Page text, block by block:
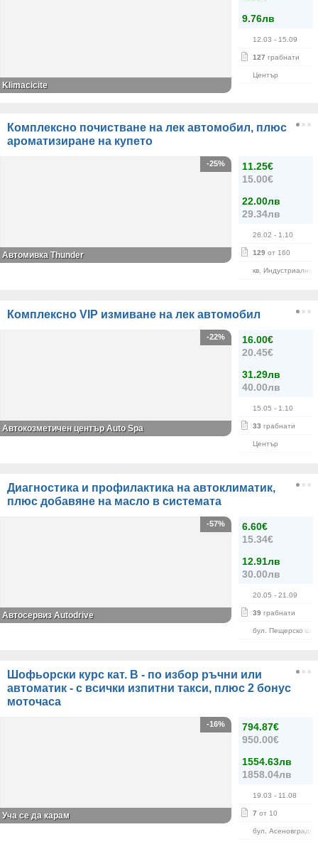
9.76лв
12.03 - 15.09
127 грабнати
Център
Klimacicite
Комплексно почистване на лек автомобил, плюс
ароматизиране на купето
11.25€
15.00€
22.00лв
29.34лв
26.02 - 1.10
129 от 160
кв. Индустриална
-25%
Автомивка Thunder
Комплексно VIP измиване на лек автомобил
16.00€
20.45€
31.29лв
40.00лв
15.05 - 1.10
33 грабнати
Център
-22%
Автокозметичен център Auto Spa
Диагностика и профилактика на автоклиматик,
плюс добавяне на масло в системата
6.60€
15.34€
12.91лв
30.00лв
20.05 - 21.09
39 грабнати
бул. Пещерско
-57%
Автосервиз Autodrive
Шофьорски курс кат. B - по избор ръчни или
автоматик - с всички изпитни такси, плюс 2 бонус
моточаса
794.87€
950.00€
1554.63лв
1858.04лв
19.03 - 11.08
7 от 10
бул.
-16%
Уча се да карам